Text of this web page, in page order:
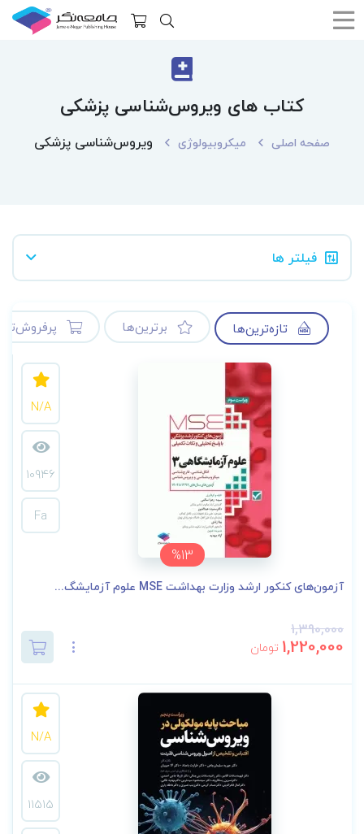
کتاب های ویروس‌شناسی پزشکی
صفحه اصلی میکروبیولوژی ویروس‌شناسی پزشکی
فیلتر ها
تازه‌ترین‌ها برترین‌ها
%13
N/A
10946
Fa
آزمون‌های کنکور ارشد وزارت بهداشت MSE علوم آزمایشگ...
1,390,000
1,220,000 تومان
N/A
11515